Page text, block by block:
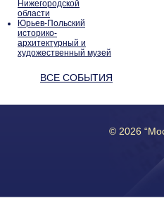
Нижегородской
области
Юрьев-Польский
историко-
архитектурный и
художественный музей
ВСЕ СОБЫТИЯ
© 2026